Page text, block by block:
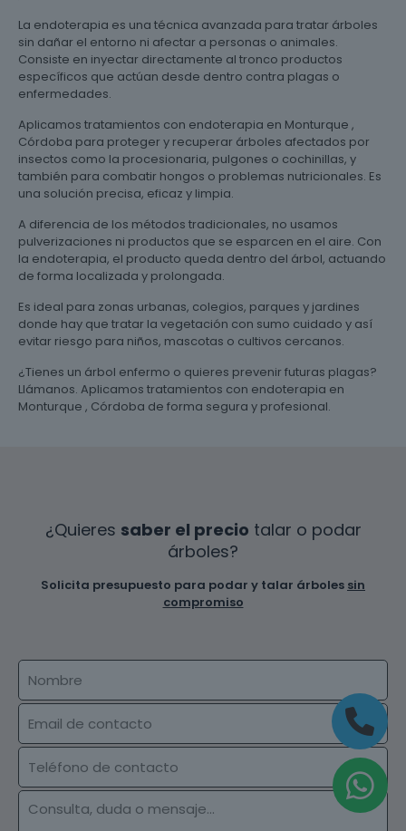
La endoterapia es una técnica avanzada para tratar árboles
sin dañar el entorno ni afectar a personas o animales.
Consiste en inyectar directamente al tronco productos
específicos que actúan desde dentro contra plagas o
enfermedades.
Aplicamos tratamientos con endoterapia en Monturque ,
Córdoba para proteger y recuperar árboles afectados por
insectos como la procesionaria, pulgones o cochinillas, y
también para combatir hongos o problemas nutricionales. Es
una solución precisa, eficaz y limpia.
A diferencia de los métodos tradicionales, no usamos
pulverizaciones ni productos que se esparcen en el aire. Con
la endoterapia, el producto queda dentro del árbol, actuando
de forma localizada y prolongada.
Es ideal para zonas urbanas, colegios, parques y jardines
donde hay que tratar la vegetación con sumo cuidado y así
evitar riesgo para niños, mascotas o cultivos cercanos.
¿Tienes un árbol enfermo o quieres prevenir futuras plagas?
Llámanos. Aplicamos tratamientos con endoterapia en
Monturque , Córdoba de forma segura y profesional.
¿Quieres saber el precio talar o podar
árboles?
Solicita presupuesto para podar y talar árboles sin
compromiso